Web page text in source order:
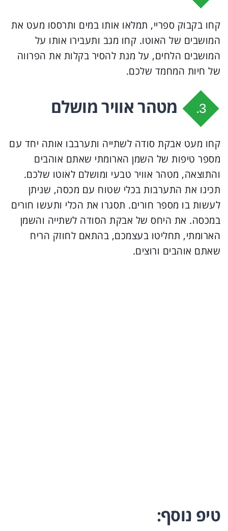
קחו בקבוק ספריי, תמלאו אותו במים ותרססו מעט את
המושבים של האוטו. קחו מגב ותעבירו אותו על
המושבים הלחים, על מנת להסיר בקלות את הפרווה
של חיות המחמד שלכם.
3. מטהר אוויר מושלם
קחו מעט אבקת סודה לשתייה ותערבבו אותה יחד עם
מספר טיפות של השמן הארומתי שאתם אוהבים
והתוצאה, מטהר אוויר טבעי ומושלם לאוטו שלכם.
תכינו את התערבות בכלי שטוח עם מכסה, שניתן
לעשות בו מספר חורים. תסגרו את הכלי ותעשו חורים
במכסה. את היחס של אבקת הסודה לשתייה והשמן
הארומתי, תחליטו בעצמכם, בהתאם לחוזק הריח
שאתם אוהבים ורוצים.
טיפ נוסף: